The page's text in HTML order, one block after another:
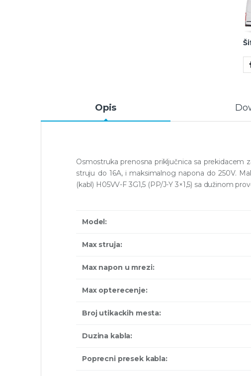
Opis
Osmostruka prenosna priključnica sa prekidacem
struju do 16A, i maksimalnog napona do 250V.
(kabl) H05VV-F 3G1,5 (PP/J-Y 3×1,5) sa dužinom
Model:
Max struja:
Max napon u mrezi:
Max opterecenje:
Broj utikackih mesta:
Duzina kabla:
Poprecni presek kabla: